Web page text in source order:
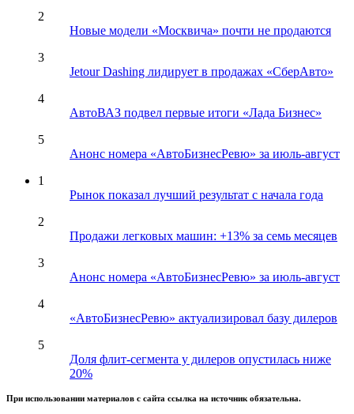
2
Новые модели «Москвича» почти не продаются
3
Jetour Dashing лидирует в продажах «СберАвто»
4
АвтоВАЗ подвел первые итоги «Лада Бизнес»
5
Анонс номера «АвтоБизнесРевю» за июль-август
1
Рынок показал лучший результат с начала года
2
Продажи легковых машин: +13% за семь месяцев
3
Анонс номера «АвтоБизнесРевю» за июль-август
4
«АвтоБизнесРевю» актуализировал базу дилеров
5
Доля флит-сегмента у дилеров опустилась ниже
20%
При использовании материалов с сайта ссылка на источник обязательна.